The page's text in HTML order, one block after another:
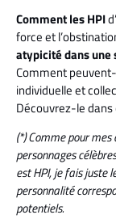
Comment les HPI
force et
atypicité dans une
Comment
individuelle et
Découvrez-le
(*) Comme pour
personnages
est HPI, je fais juste
personnalité
potentiels.